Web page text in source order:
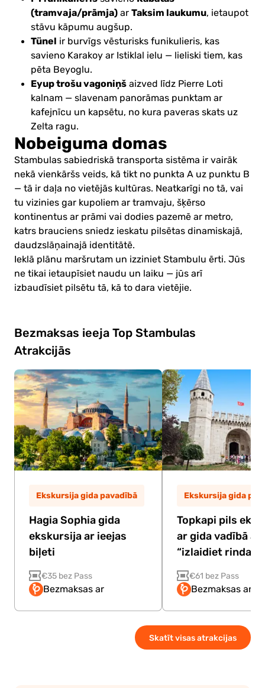
(tramvaja/prāmja) ar Taksim laukumu, ietaupot
stāvu kāpumu augšup.
Tünel ir burvīgs vēsturisks funikulieris, kas
savieno Karakoy ar Istiklal ielu — lieliski tiem, kas
pēta Beyoglu.
Eyup trošu vagoniņš aizved līdz Pierre Loti
kalnam — slavenam panorāmas punktam ar
kafejnīcu un kapsētu, no kura paveras skats uz
Zelta ragu.
Nobeiguma domas
Stambulas sabiedriskā transporta sistēma ir vairāk
nekā vienkāršs veids, kā tikt no punkta A uz punktu B
— tā ir daļa no vietējās kultūras. Neatkarīgi no tā, vai
tu vizinies gar kupoliem ar tramvaju, šķērso
kontinentus ar prāmi vai dodies pazemē ar metro,
katrs brauciens sniedz ieskatu pilsētas dinamiskajā,
daudzslāņainajā identitātē.
Ieklā plānu maršrutam un izziniet Stambulu ērti. Jūs
ne tikai ietaupīsiet naudu un laiku — jūs arī
izbaudīsiet pilsētu tā, kā to dara vietējie.
Bezmaksas ieeja Top Stambulas
Atrakcijās
Ekskursija gida pavadībā
Hagia Sophia gida
ekskursija ar ieejas
biļeti
€35 bez Pass
Bezmaksas ar
Ekskursija gida
Topkapi pils
ar gida vadībā ar
“izlaidiet rindas”
€61 bez Pass
Bezmaksas ar
Skatīt visas atrakcijas